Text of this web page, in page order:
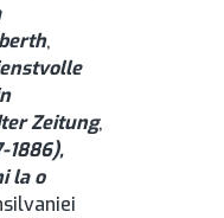
,
Zeitung,
1886),
la o